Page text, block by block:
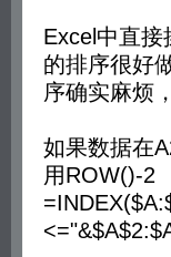
Excel中直
的排序很好
序确实麻烦
如果数据在
用ROW()-2